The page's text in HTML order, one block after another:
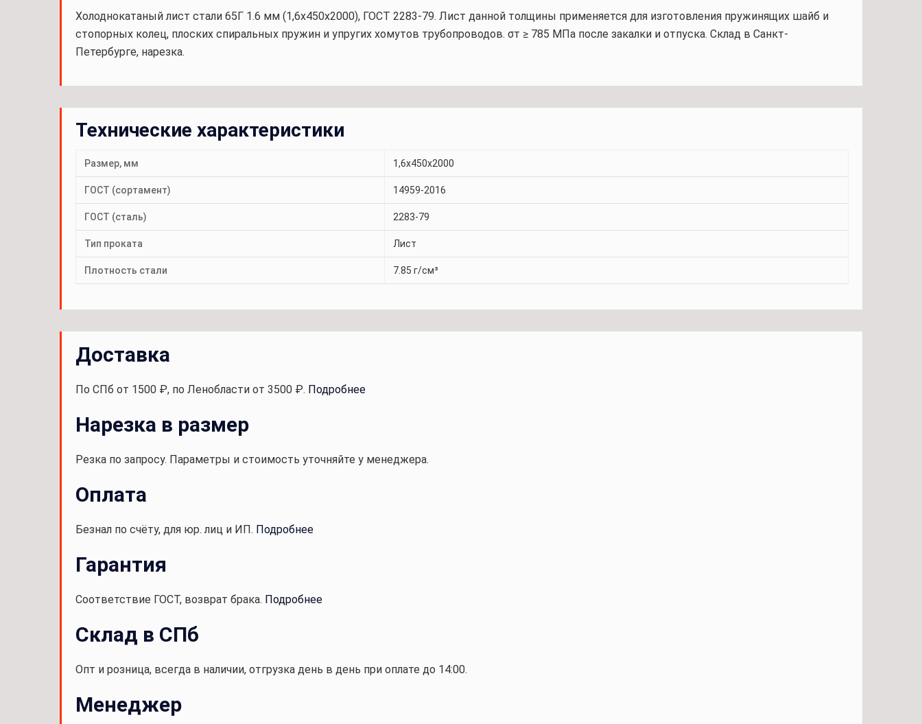
Холоднокатаный лист стали 65Г 1.6 мм (1,6х450х2000), ГОСТ 2283-79. Лист данной толщины применяется для изготовления пружинящих шайб и
стопорных колец, плоских спиральных пружин и упругих хомутов трубопроводов. σт ≥ 785 МПа после закалки и отпуска. Склад в Санкт-
Петербурге, нарезка.
Технические характеристики
Размер, мм 1,6х450х2000
ГОСТ (сортамент) 14959-2016
ГОСТ (сталь) 2283-79
Тип проката Лист
Плотность стали 7.85 г/см³
Доставка
По СПб от 1500 ₽, по Ленобласти от 3500 ₽. Подробнее
Нарезка в размер
Резка по запросу. Параметры и стоимость уточняйте у менеджера.
Оплата
Безнал по счёту, для юр. лиц и ИП. Подробнее
Гарантия
Соответствие ГОСТ, возврат брака. Подробнее
Склад в СПб
Опт и розница, всегда в наличии, отгрузка день в день при оплате до 14:00.
Менеджер